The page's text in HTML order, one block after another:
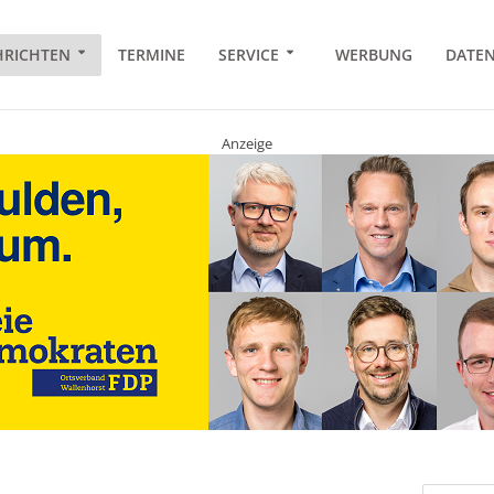
TERMINE SERVICE WERBUNG
Anzeige